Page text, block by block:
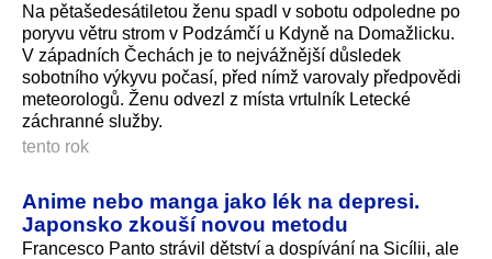
Na pětašedesátiletou ženu spadl v sobotu odpoledne po
poryvu větru strom v Podzámčí u Kdyně na Domažlicku.
V západních Čechách je to nejvážnější důsledek
sobotního výkyvu počasí, před nímž varovaly předpovědi
meteorologů. Ženu odvezl z místa vrtulník Letecké
záchranné služby.
tento rok
Anime nebo manga jako lék na depresi.
Japonsko zkouší novou metodu
Francesco Panto strávil dětství a dospívání na Sicílii, ale